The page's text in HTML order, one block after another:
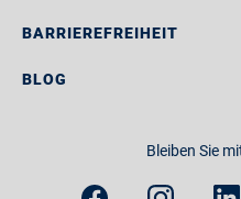
BARRIEREFREIHEIT
BLOG
Bleiben Sie